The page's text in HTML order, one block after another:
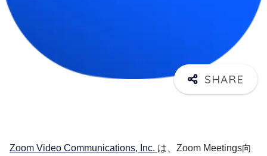
Zoom Video Communications, Inc. は、Zoom Meetings向